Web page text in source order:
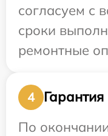
согласуем с
сроки
ремонтные
4
Гарантия
По